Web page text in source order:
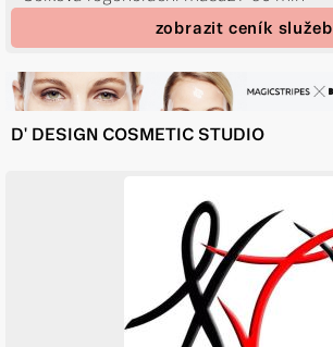
zobrazit ceník služeb
D' DESIGN COSMETIC STUDIO